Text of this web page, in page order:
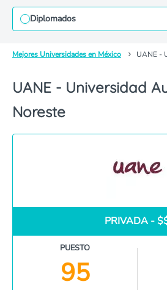
Diplomados
Mejores Universidades en México
UANE - Universidad
Noreste
PRIVADA -
PUESTO
95